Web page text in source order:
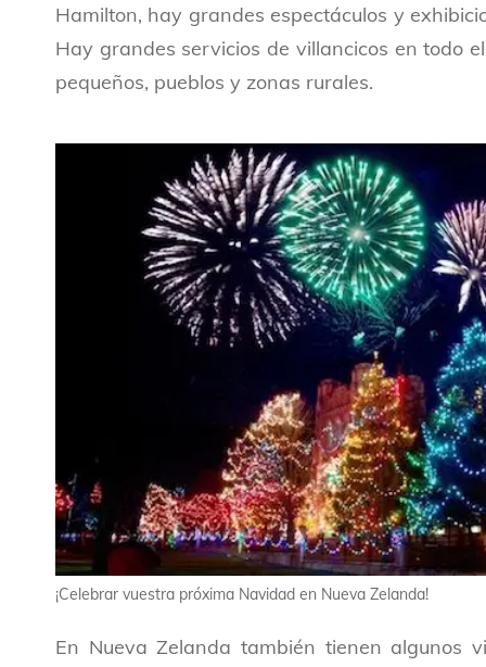
Hamilton, hay grandes espectáculos y
Hay grandes servicios de villancicos en todo
pequeños, pueblos y zonas rurales.
¡Celebrar vuestra próxima Navidad en Nueva Zelanda!
En Nueva Zelanda también tienen algunos